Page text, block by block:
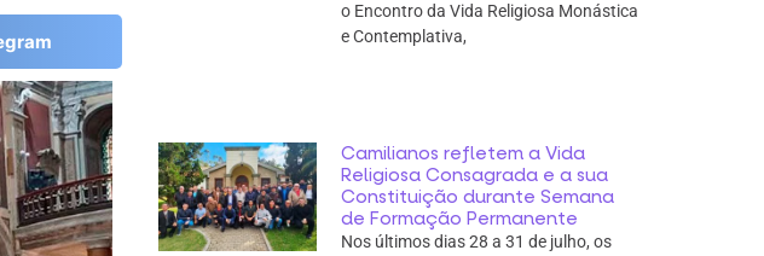
o Encontro da Vida Religiosa Monástica
e Contemplativa,
Camilianos refletem a Vida
Religiosa Consagrada e a sua
Constituição durante Semana
de Formação Permanente
Nos últimos dias 28 a 31 de julho, os